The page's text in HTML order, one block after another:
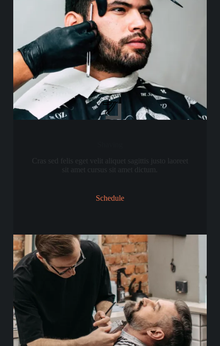
Cras sed felis eget velit aliquet sagittis justo laoreet
sit amet cursus sit amet dictum.
Schedule